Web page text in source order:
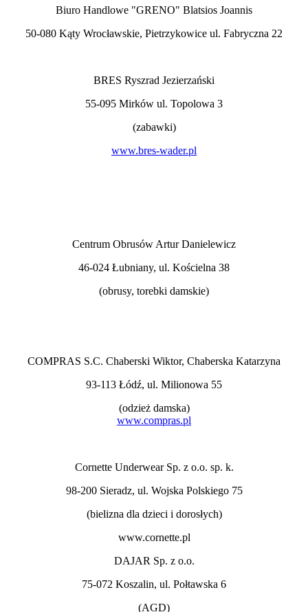
Biuro Handlowe "GRENO" Blatsios Joannis
50-080 Kąty Wrocławskie, Pietrzykowice ul. Fabryczna 22
BRES Ryszrad Jezierzański
55-095 Mirków ul. Topolowa 3
(zabawki)
www.bres-wader.pl
Centrum Obrusów Artur Danielewicz
46-024 Łubniany, ul. Kościelna 38
(obrusy, torebki damskie)
COMPRAS S.C. Chaberski Wiktor, Chaberska Katarzyna
93-113 Łódź, ul. Milionowa 55
(odzież damska)
www.compras.pl
Cornette Underwear Sp. z o.o. sp. k.
98-200 Sieradz, ul. Wojska Polskiego 75
(bielizna dla dzieci i dorosłych)
www.cornette.pl
DAJAR Sp. z o.o.
75-072 Koszalin, ul. Połtawska 6
(AGD)